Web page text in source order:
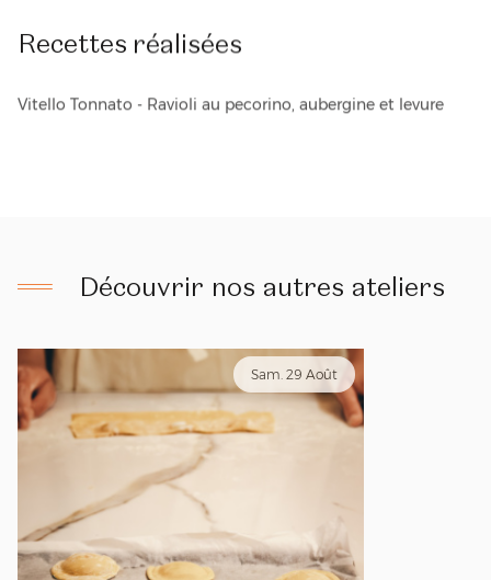
Recettes réalisées
Vitello Tonnato - Ravioli au pecorino, aubergine et levure
Découvrir nos autres ateliers
Sam. 29 Août